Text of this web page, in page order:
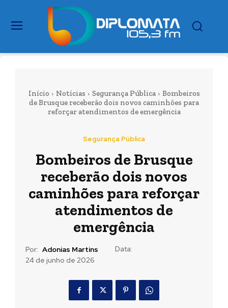
Início Notícias Segurança Pública
Bombeiros
de Brusque receberão dois novos caminhões para
reforçar atendimentos de emergência
Segurança Pública
Bombeiros de Brusque
receberão dois novos
caminhões para reforçar
atendimentos de
emergência
Por: Adonias Martins
Data:
24 de junho de 2026